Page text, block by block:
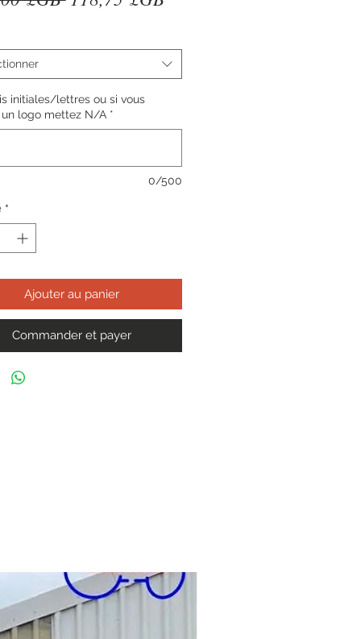
initiales/lettres ou si vous
un logo mettez N/A *
0/500
*
Ajouter au panier
Commander et payer